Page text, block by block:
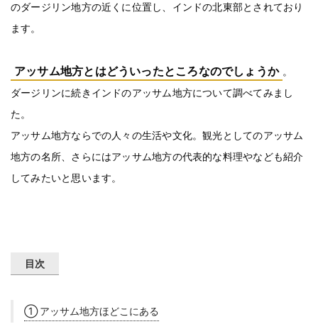
のダージリン地方の近くに位置し、インドの北東部とされており
ます。
アッサム地方とはどういったところなのでしょうか 。
ダージリンに続きインドのアッサム地方について調べてみまし
た。
アッサム地方ならでの人々の生活や文化。観光としてのアッサム
地方の名所、さらにはアッサム地方の代表的な料理やなども紹介
してみたいと思います。
目次
① アッサム地方ほどこにある